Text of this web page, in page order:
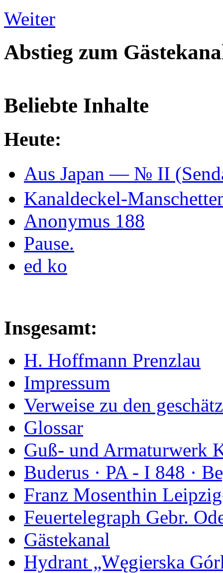
Weiter
Abstieg zum
Beliebte Inhalte
Heute:
Aus Japan — № II
Kanaldeckel-
Anonymus 188
Pause.
ed ko
Insgesamt:
H. Hoffmann Prenzlau
Impressum
Verweise zu den
Glossar
Guß- und Armaturwerk
Buderus · PA - I 848 ·
Franz Mosenthin
Feuertelegraph Gebr.
Gästekanal
Hydrant „Węgierska